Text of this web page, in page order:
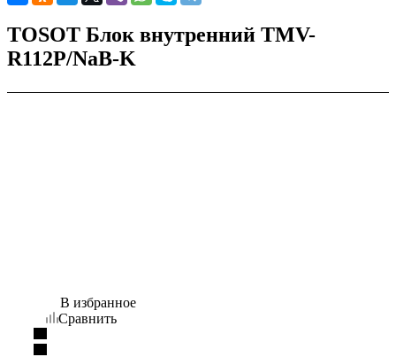
TOSOT Блок внутренний TMV-
R112P/NaB-K
В избранное
Сравнить